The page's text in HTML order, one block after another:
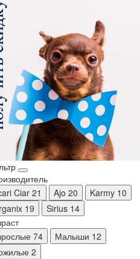
Ciar 21 Ajo 20 Karmy 10
19 Sirius 14
74 Малыши 12
2